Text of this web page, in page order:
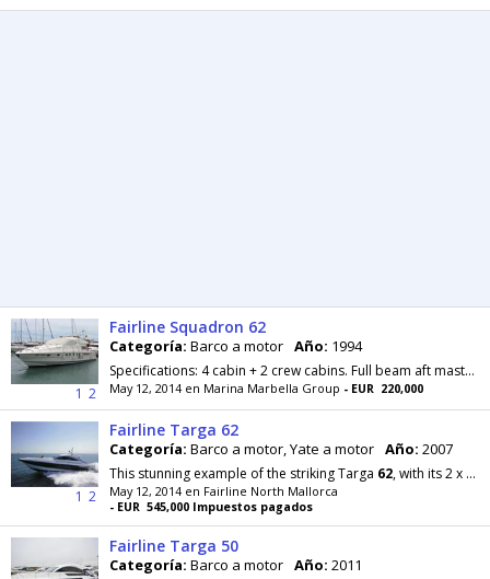
1 2
Fairline Squadron 62
Categoría: Barco a motor Año: 1994
Specifications: 4 cabin + 2 crew cabins. Full beam aft master suite ensuite and separate shower room. VIP cabin forward with ensuite. 1 cabin with...
May 12, 2014 en Marina Marbella Group - EUR 220,000
1 2
Fairline Targa 62
Categoría: Barco a motor, Yate a motor Año: 2007
This stunning example of the striking Targa 62, with its 2 x CAT C18@1015hpengines, will run rings
May 12, 2014 en Fairline North Mallorca
- EUR 545,000 Impuestos pagados
Fairline Targa 50
Categoría: Barco a motor Año: 2011